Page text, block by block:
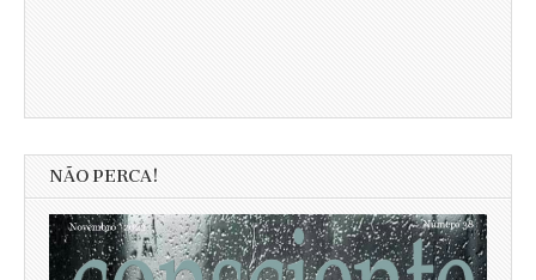
NÃO PERCA!